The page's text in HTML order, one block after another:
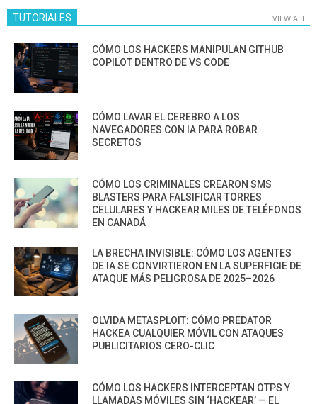
TUTORIALES VIEW ALL
CÓMO LOS HACKERS MANIPULAN GITHUB
COPILOT DENTRO DE VS CODE
CÓMO LAVAR EL CEREBRO A LOS
NAVEGADORES CON IA PARA ROBAR
SECRETOS
CÓMO LOS CRIMINALES CREARON SMS
BLASTERS PARA FALSIFICAR TORRES
CELULARES Y HACKEAR MILES DE TELÉFONOS
EN CANADÁ
LA BRECHA INVISIBLE: CÓMO LOS AGENTES
DE IA SE CONVIRTIERON EN LA SUPERFICIE DE
ATAQUE MÁS PELIGROSA DE 2025–2026
OLVIDA METASPLOIT: CÓMO PREDATOR
HACKEA CUALQUIER MÓVIL CON ATAQUES
PUBLICITARIOS CERO-CLIC
CÓMO LOS HACKERS INTERCEPTAN OTPS Y
LLAMADAS MÓVILES SIN ‘HACKEAR’ — EL